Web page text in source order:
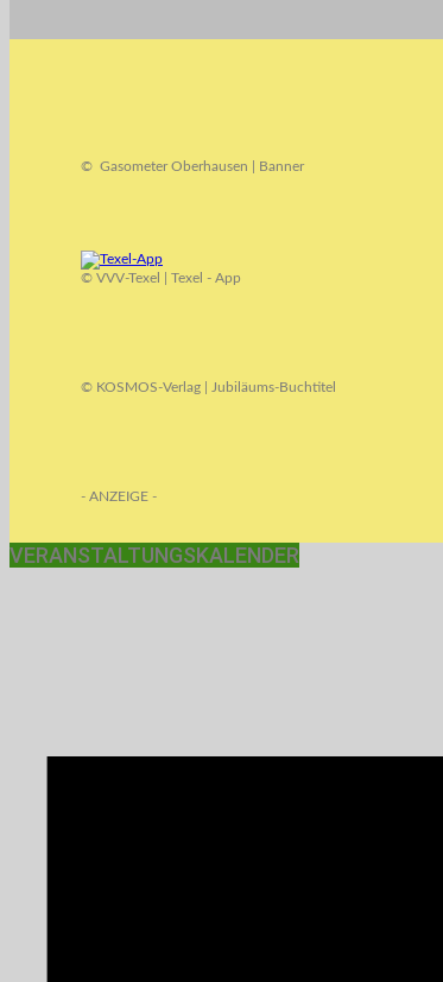
© Gasometer Oberhausen | Banner
© VVV-Texel | Texel - App
© KOSMOS-Verlag | Jubiläums-Buchtitel
- ANZEIGE -
VERANSTALTUNGSKALENDER